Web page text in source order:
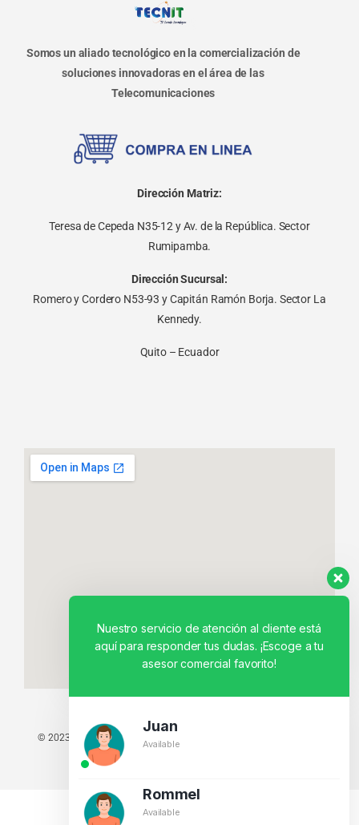
Somos un aliado tecnológico en la comercialización de
soluciones innovadoras en el área de las
Telecomunicaciones
Dirección Matriz:
Teresa de Cepeda N35-12 y Av. de la República. Sector
Rumipamba.
Dirección Sucursal:
Romero y Cordero N53-93 y Capitán Ramón Borja. Sector La
Kennedy.
Quito – Ecuador
© 2023 TODOS LOS DERECHOS RESERVADOS - TECNIT TU TIENDA
TECNOLÓGICA.
Nuestro servicio de atención al cliente está
aquí para responder tus dudas. ¡Escoge a tu
asesor comercial favorito!
Juan
Available
Rommel
Available